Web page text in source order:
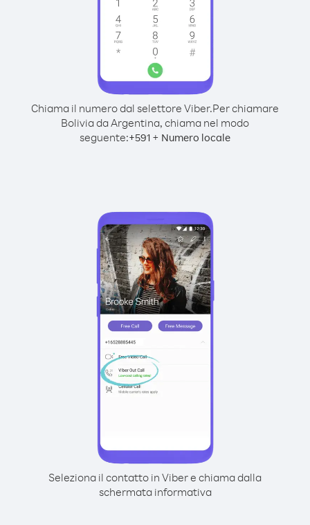
Chiama il numero dal selettore Viber.Per chiamare
Bolivia da Argentina, chiama nel modo
seguente:+591 + Numero locale
Seleziona il contatto in Viber e chiama dalla
schermata informativa